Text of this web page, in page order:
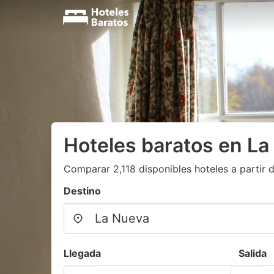
Hoteles baratos en La
Comparar 2,118 disponibles hoteles a partir
Destino
Llegada Salida